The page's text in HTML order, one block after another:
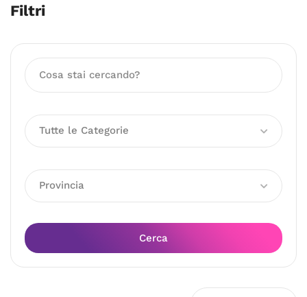
Filtri
Tutte le Categorie
Provincia
Cerca